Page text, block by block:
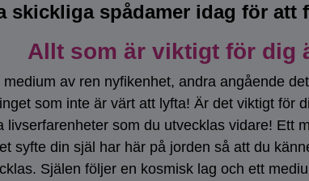
skickliga spådamer idag för
Allt som är viktigt för dig
av ren nyfikenhet, andra angående
som inte är värt att lyfta! Är det viktigt för
livserfarenheter som du utvecklas vidare! Ett
syfte din själ har här på jorden så att du
Själen följer en kosmisk lag och ett